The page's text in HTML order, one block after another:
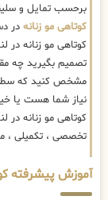
برحسب تمایل و
کوتاهی مو زنانه در
کوتاهی مو زنانه
تصمیم بگیرید چه
مشخص کنید که سطح
نیاز شما هست یا
تخصصی ، تکمیلی ،
آموزش پیشرفته